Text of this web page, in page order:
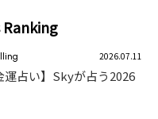
Ranking
2026.07.11
運占い】Skyが占う2026